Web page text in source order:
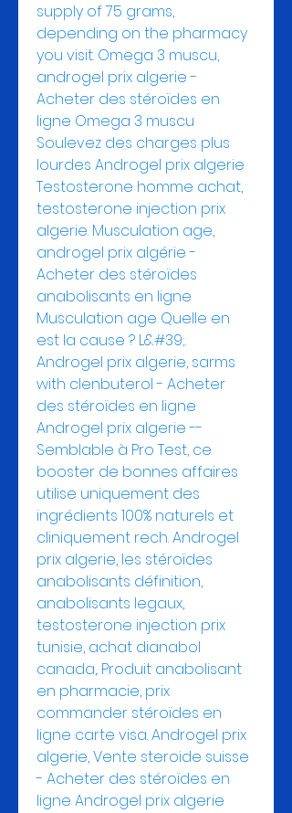
supply of 75 grams,
depending on the pharmacy
you visit. Omega 3 muscu,
androgel prix algerie -
Acheter des stéroïdes en
ligne Omega 3 muscu
Soulevez des charges plus
lourdes Androgel prix algerie
Testosterone homme achat,
testosterone injection prix
algerie. Musculation age,
androgel prix algérie -
Acheter des stéroïdes
anabolisants en ligne
Musculation age Quelle en
est la cause ? L&#39;.
Androgel prix algerie, sarms
with clenbuterol - Acheter
des stéroïdes en ligne
Androgel prix algerie --
Semblable à Pro Test, ce
booster de bonnes affaires
utilise uniquement des
ingrédients 100% naturels et
cliniquement rech. Androgel
prix algerie, les stéroïdes
anabolisants définition,
anabolisants legaux,
testosterone injection prix
tunisie, achat dianabol
canada,. Produit anabolisant
en pharmacie, prix
commander stéroïdes en
ligne carte visa. Androgel prix
algerie, Vente steroide suisse
- Acheter des stéroïdes en
ligne Androgel prix algerie